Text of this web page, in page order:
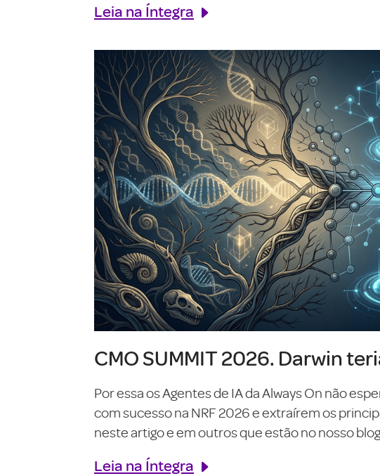
Leia na Íntegra
CMO SUMMIT 2026. Darwin
Por essa os Agentes de IA da Always On não
com sucesso na NRF 2026 e extraírem os
neste artigo e em outros que estão no nosso blog
Leia na Íntegra